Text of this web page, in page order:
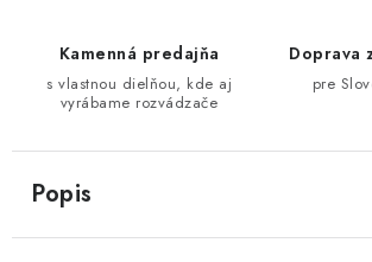
Kamenná predajňa
s vlastnou dielňou, kde aj
vyrábame rozvádzače
Doprava
pre
Popis